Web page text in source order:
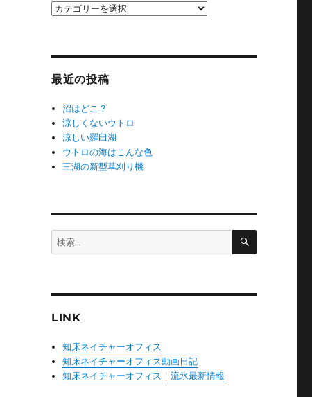
カ
最近の投稿
沼はどこ？
涼しくないウトロ
涼しい羅臼湖
ウトロの海はこんな色
三湖の新型草刈り機
検
索:
検
LINK
知床ネイチャーオフィス
知床ネイチャーオフィス動画日記
知床ネイチャーオフィス｜流氷最新情報